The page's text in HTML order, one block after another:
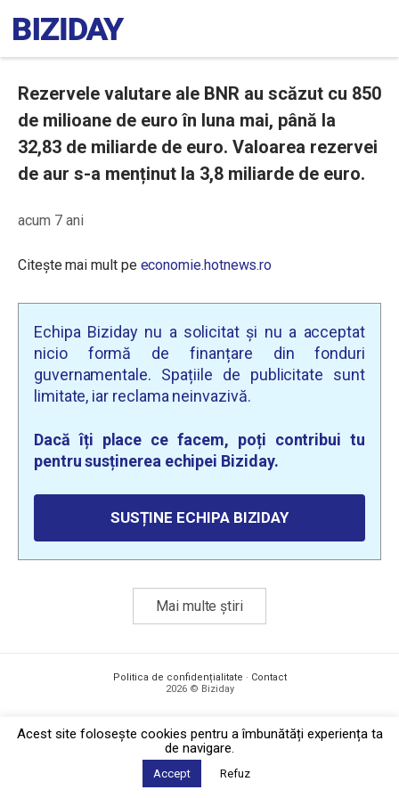
Rezervele valutare ale BNR au scăzut cu 850
de milioane de euro în luna mai, până la
32,83 de miliarde de euro. Valoarea rezervei
de aur s-a menținut la 3,8 miliarde de euro.
acum 7 ani
Citește mai mult pe economie.hotnews.ro
Echipa Biziday nu a solicitat și nu a acceptat
nicio formă de finanțare din fonduri
guvernamentale. Spațiile de publicitate sunt
limitate, iar reclama neinvazivă.
Dacă îți place ce facem, poți contribui tu
pentru susținerea echipei Biziday.
SUSȚINE ECHIPA BIZIDAY
Mai multe știri
Politica de confidențialitate · Contact
2026 © Biziday
Acest site foloseşte cookies pentru a îmbunătăți experiența ta
de navigare.
Accept Refuz